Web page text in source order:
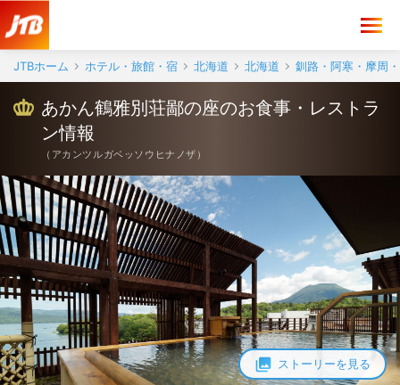
JTBホーム ホテル・旅館・宿 北海道 北海道 釧路・阿寒・摩周
ストーリーを見る
あかん鶴雅別荘鄙の座のお食事・レストラ
ン情報
（ アカンツルガベッソウヒナノザ ）